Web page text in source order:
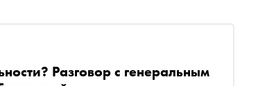
Разговор с генеральным